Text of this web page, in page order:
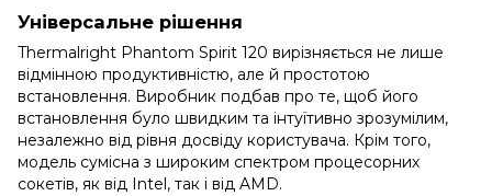
Універсальне рішення
Thermalright Phantom Spirit 120 вирізняється не лише
відмінною продуктивністю, але й простотою
встановлення. Виробник подбав про те, щоб його
встановлення було швидким та інтуїтивно зрозумілим,
незалежно від рівня досвіду користувача. Крім того,
модель сумісна з широким спектром процесорних
сокетів, як від Intel, так і від AMD.